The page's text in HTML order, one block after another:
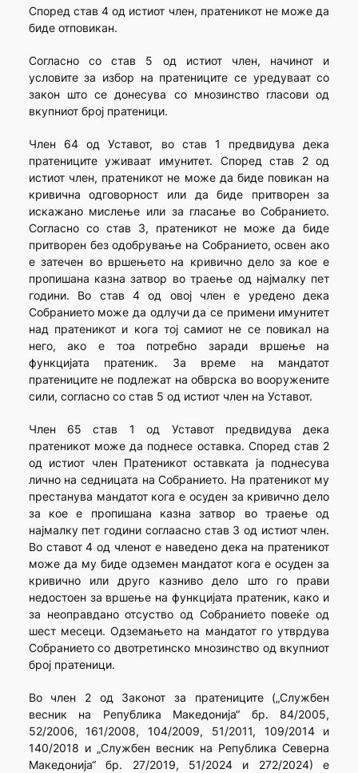
Според став 4 од истиот член, пратеникот не може да
биде отповикан.
Согласно со став 5 од истиот член, начинот и
условите за избор на пратениците се уредуваат со
закон што се донесува со мнозинство гласови од
вкупниот број пратеници.
Член 64 од Уставот, во став 1 предвидува дека
пратениците уживаат имунитет. Според став 2 од
истиот член, пратеникот не може да биде повикан на
кривична одговорност или да биде притворен за
искажано мислење или за гласање во Собранието.
Согласно со став 3, пратеникот не може да биде
притворен без одобрување на Собранието, освен ако
е затечен во вршењето на кривично дело за кое е
пропишана казна затвор во траење од најмалку пет
години. Во став 4 од овој член е уредено дека
Собранието може да одлучи да се примени имунитет
над пратеникот и кога тој самиот не се повикал на
него, ако е тоа потребно заради вршење на
функцијата пратеник. За време на мандатот
пратениците не подлежат на обврска во вооружените
сили, согласно со став 5 од истиот член на Уставот.
Член 65 став 1 од Уставот предвидува дека
пратеникот може да поднесе оставка. Според став 2
од истиот член Пратеникот оставката ја поднесува
лично на седницата на Собранието. На пратеникот му
престанува мандатот кога е осуден за кривично дело
за кое е пропишана казна затвор во траење од
најмалку пет години соглаасно став 3 од истиот член.
Во ставот 4 од членот е наведено дека на пратеникот
може да му биде одземен мандатот кога е осуден за
кривично или друго казниво дело што го прави
недостоен за вршење на функцијата пратеник, како и
за неоправдано отсуство од Собранието повеќе од
шест месеци. Одземањето на мандатот го утврдува
Собранието со двотретинско мнозинство од вкупниот
број пратеници.
Во член 2 од Законот за пратениците („Службен
весник на Република Македонија“ бр. 84/2005,
52/2006, 161/2008, 104/2009, 51/2011, 109/2014 и
140/2018 и „Службен весник на Република Северна
Македонија“ бр. 27/2019, 51/2024 и 272/2024) е